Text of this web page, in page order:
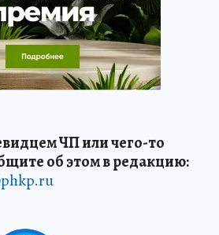
ЧП или чего-то
об этом в редакцию: